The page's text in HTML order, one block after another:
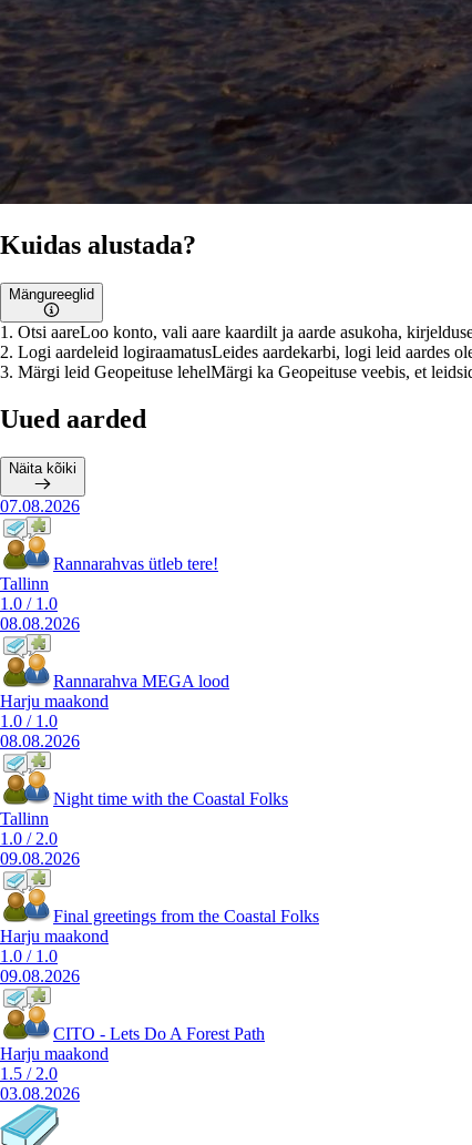
Kuidas alustada?
Mängureeglid
1 . Otsi aareLoo konto, vali aare kaardilt ja aarde asukoha,
2. Logi aardeleid logiraamatusLeides aardekarbi, logi leid aardes
3. Märgi leid Geopeituse lehelMärgi ka Geopeituse veebis, et
Uued aarded
Näita kõiki
07.08.2026
Rannarahvas ütleb tere!
Tallinn
1.0 / 1.0
08.08.2026
Rannarahva MEGA lood
Harju maakond
1.0 / 1.0
08.08.2026
Night time with the Coastal Folks
Tallinn
1.0 / 2.0
09.08.2026
Final greetings from the Coastal Folks
Harju maakond
1.0 / 1.0
09.08.2026
CITO - Lets Do A Forest Path
Harju maakond
1.5 / 2.0
03.08.2026